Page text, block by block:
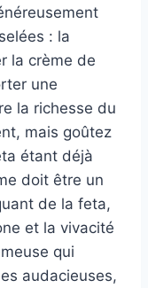
: la
la crème de
une
la richesse du
mais goûtez
étant déjà
doit être un
de la feta,
et la vivacité
qui
audacieuses,